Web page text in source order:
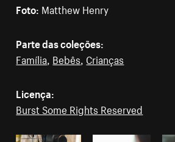
Foto: Matthew Henry
Parte das coleções:
Família, Bebês, Crianças
Licença:
Burst Some Rights Reserved